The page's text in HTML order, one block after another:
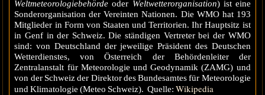
Weltmeteorologiebehörde oder Weltwetterorganisation) ist eine
Sonderorganisation der Vereinten Nationen. Die WMO hat 193
Mitglieder in Form von Staaten und Territorien. Ihr Hauptsitz ist
in Genf in der Schweiz. Die ständigen Vertreter bei der WMO
sind: von Deutschland der jeweilige Präsident des Deutschen
Wetterdienstes, von Österreich der Behördenleiter der
Zentralanstalt für Meteorologie und Geodynamik (ZAMG) und
von der Schweiz der Direktor des Bundesamtes für Meteorologie
und Klimatologie (Meteo Schweiz). Quelle:Wikipedia